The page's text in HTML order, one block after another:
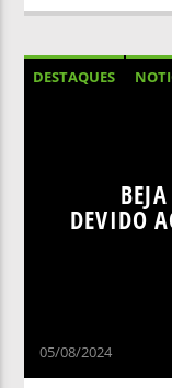
DESTAQUES
DEVIDO
05/08/2024